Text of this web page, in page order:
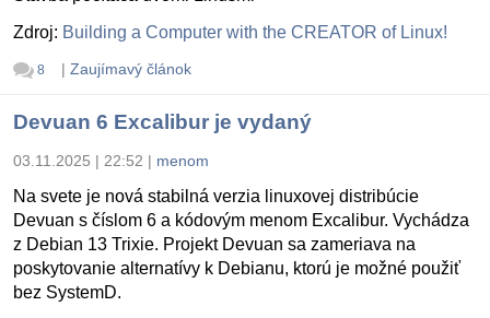
Zdroj: Building a Computer with the CREATOR of Linux!
8 | Zaujímavý článok
Devuan 6 Excalibur je vydaný
03.11.2025 | 22:52 | menom
Na svete je nová stabilná verzia linuxovej distribúcie
Devuan s číslom 6 a kódovým menom Excalibur. Vychádza
z Debian 13 Trixie. Projekt Devuan sa zameriava na
poskytovanie alternatívy k Debianu, ktorú je možné použiť
bez SystemD.